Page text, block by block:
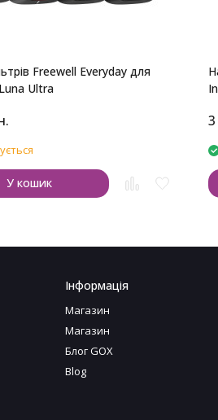
Freewell Everyday для
Ultra
У кошик
Інформація
Магазин
Магазин
Блог GOX
Blog